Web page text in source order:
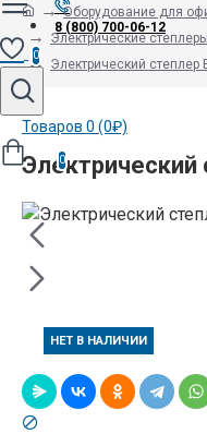
8 (800) 700-06-12
0
Товаров 0 (0₽)
0
Оборудование для
Электрические степлеры
Электрический cтеплер
Электрический
НЕТ В НАЛИЧИИ